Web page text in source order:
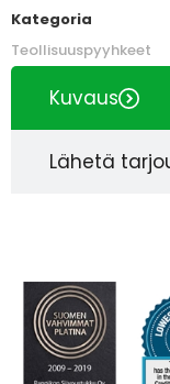
Kategoria
Teollisuuspyyhkeet
Kuvaus
Lähetä